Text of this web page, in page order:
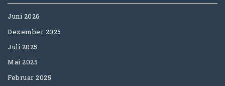
Juni 2026
Dezember 2025
Juli 2025
Mai 2025
Februar 2025